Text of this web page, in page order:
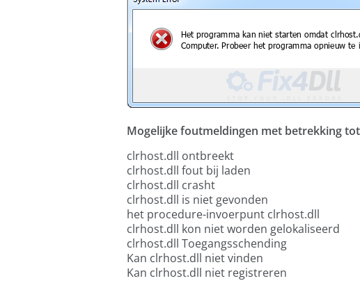
Mogelijke foutmeldingen met betrekking
clrhost.dll ontbreekt
clrhost.dll fout bij laden
clrhost.dll crasht
clrhost.dll is niet gevonden
het procedure-invoerpunt clrhost.dll
clrhost.dll kon niet worden gelokaliseerd
clrhost.dll Toegangsschending
Kan clrhost.dll niet vinden
Kan clrhost.dll niet registreren